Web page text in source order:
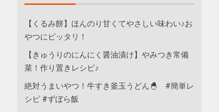
【くるみ餅】ほんのり甘くてやさしい味わい♪お
やつにピッタリ！
【きゅうりのにんにく醤油漬け】やみつき常備
菜！作り置きレシピ♪
絶対うまいやつ！牛すき釜玉うどん🐣 #簡単レ
シピ #ずぼら飯